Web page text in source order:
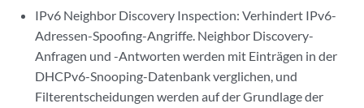
IPv6 Neighbor Discovery Inspection: Verhindert IPv6-
Adressen-Spoofing-Angriffe. Neighbor Discovery-
Anfragen und -Antworten werden mit Einträgen in der
DHCPv6-Snooping-Datenbank verglichen, und
Filterentscheidungen werden auf der Grundlage der